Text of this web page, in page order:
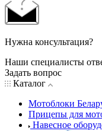
Нужна консультация?
Наши специалисты
Задать вопрос
Каталог
Мотоблоки
Прицепы для
Навесное